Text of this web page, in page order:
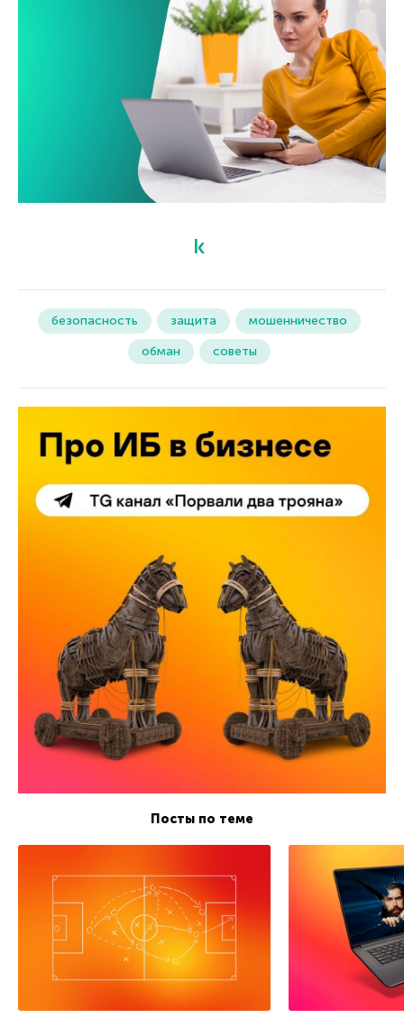
безопасность защита
мошенничество
обман
советы
Посты по теме